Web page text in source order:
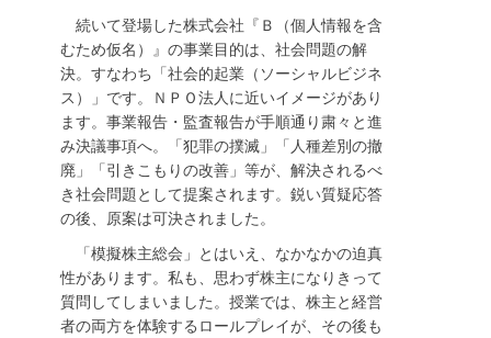
続いて登場した株式会社『Ｂ（個人情報を含
むため仮名）』の事業目的は、社会問題の解
決。すなわち「社会的起業（ソーシャルビジネ
ス）」です。ＮＰＯ法人に近いイメージがあり
ます。事業報告・監査報告が手順通り粛々と進
み決議事項へ。「犯罪の撲滅」「人種差別の撤
廃」「引きこもりの改善」等が、解決されるべ
き社会問題として提案されます。鋭い質疑応答
の後、原案は可決されました。
「模擬株主総会」とはいえ、なかなかの迫真
性があります。私も、思わず株主になりきって
質問してしまいました。授業では、株主と経営
者の両方を体験するロールプレイが、その後も